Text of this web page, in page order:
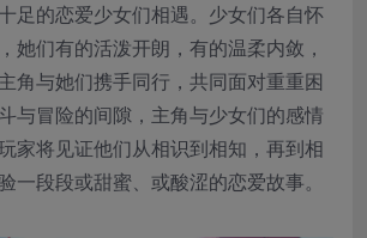
足的恋爱少女们相遇。少女们各自怀
她们有的活泼开朗，有的温柔内敛，
角与她们携手同行，共同面对重重困
与冒险的间隙，主角与少女们的感情
家将见证他们从相识到相知，再到相
一段段或甜蜜、或酸涩的恋爱故事。